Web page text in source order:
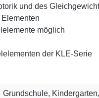
und des
möglich
der KLE-Serie
Grundschule, Kindergarten